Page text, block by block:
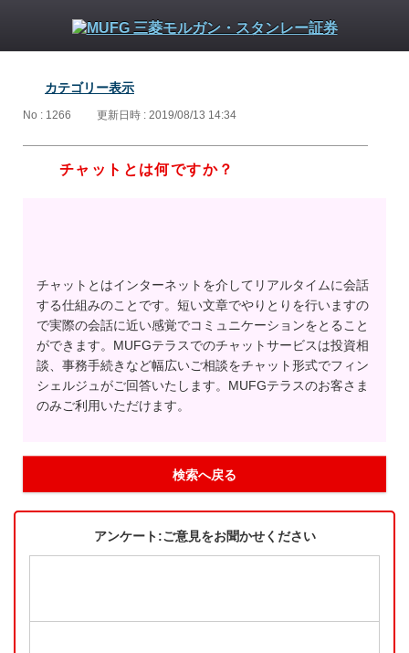
カテゴリー表示
No : 1266 更新日時 : 2019/08/13 14:34
チャットとは何ですか？
チャットとはインターネットを介してリアルタイムに会話
する仕組みのことです。短い文章でやりとりを行いますの
で実際の会話に近い感覚でコミュニケーションをとること
ができます。MUFGテラスでのチャットサービスは投資相
談、事務手続きなど幅広いご相談をチャット形式でフィン
シェルジュがご回答いたします。MUFGテラスのお客さま
のみご利用いただけます。
検索へ戻る
アンケート:ご意見をお聞かせください